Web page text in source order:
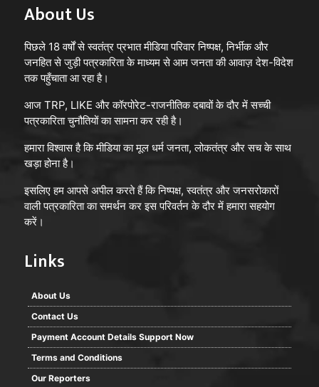
About Us
पिछले 18 वर्षों से स्वतंत्र प्रभात मीडिया परिवार निष्पक्ष, निर्भीक और
जनहित से जुड़ी पत्रकारिता के माध्यम से आम जनता की आवाज़ देश-विदेश
तक पहुँचाता आ रहा है।
आज TRP, LIKE और कॉरपोरेट-राजनीतिक दबावों के दौर में सच्ची
पत्रकारिता चुनौतियों का सामना कर रही है।
हमारा विश्वास है कि मीडिया का मूल धर्म जनता, लोकतंत्र और सच के साथ
खड़ा होना है।
इसलिए हम आपसे अपील करते हैं कि निष्पक्ष, स्वतंत्र और जनसरोकारों
वाली पत्रकारिता का समर्थन कर इस परिवर्तन के दौर में हमारा सहयोग
करें।
Links
About Us
Contact Us
Payment Account Details Support Now
Terms and Conditions
Our Reporters